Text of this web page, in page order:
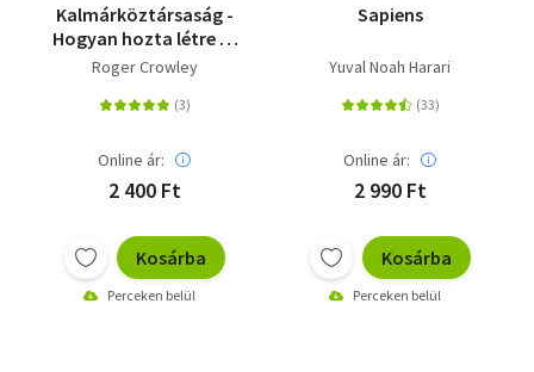
Kalmárköztársaság -
Hogyan hozta létre és
veszítette el tengeri
Roger Crowley
Online ár:
2 400 Ft
Kosárba
Perceken belül
Sapiens
Yuval Noah Harari
Online ár:
2 990 Ft
Kosárba
Perceken belül